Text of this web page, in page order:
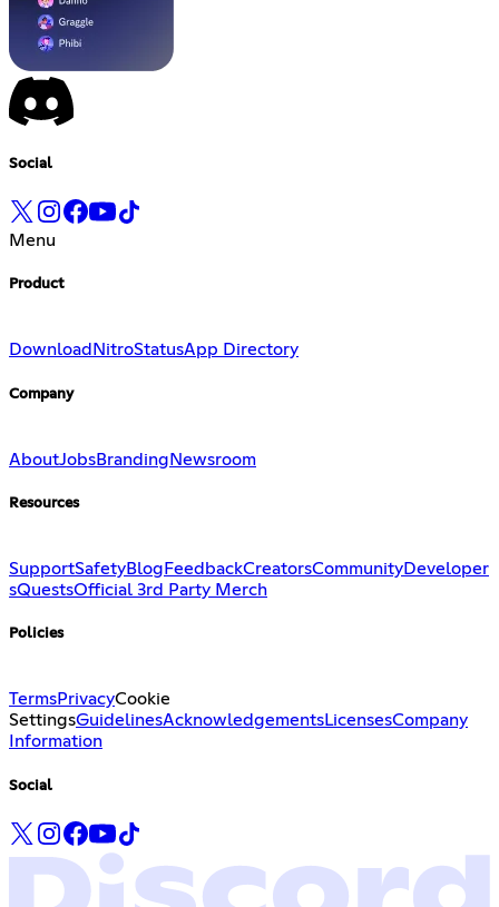
Social
Menu
Product
Download NitroStatusApp Directory
Company
AboutJobsBranding Newsroom
Resources
SupportSafetyBlog FeedbackCreatorsCommunityDeveloper
sQuestsOfficial 3rd Party Merch
Policies
TermsPrivacyCookie
SettingsGuidelinesAcknowledgementsLicensesCompany
Information
Social